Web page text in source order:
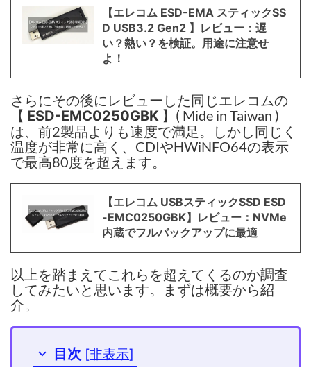
【エレコム ESD-EMA スティックSS
D USB3.2 Gen2 】レビュー：遅
い？熱い？を検証。用途に注意せ
よ！
さらにその後にレビューした同じエレコムの
【 ESD-EMC0250GBK 】( Mide in Taiwan )
は、前2製品よりも速度で満足。しかし同じく
温度が非常に高く、CDIやHWiNFO64の表示
で最高80度を超えます。
【エレコム USBスティックSSD ESD
-EMC0250GBK】レビュー：NVMe
内蔵でフルバックアップに最適
以上を踏まえてこれらを超えてくるのか調査
してみたいと思います。まずは概要から紹
介。
目次 [非表示]